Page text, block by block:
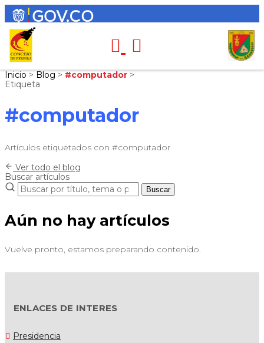
Inicio > Blog > #computador >
Etiqueta
#computador
Artículos etiquetados con #computador
Ver todo el blog
Buscar artículos
Buscar
Aún no hay artículos
Vuelve pronto, estamos preparando contenido.
ENLACES DE INTERES
Presidencia